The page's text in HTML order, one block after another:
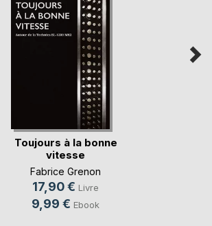
Toujours à la bonne
vitesse
Fabrice Grenon
17,90 € Livre
9,99 € Ebook